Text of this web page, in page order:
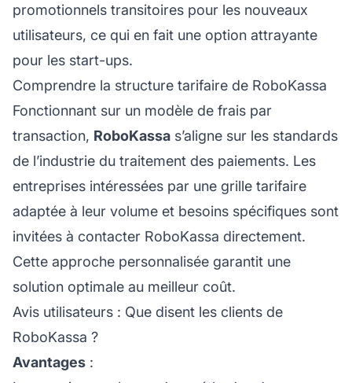
promotionnels transitoires pour les nouveaux
utilisateurs, ce qui en fait une option attrayante
pour les start-ups.
Comprendre la structure tarifaire de RoboKassa
Fonctionnant sur un modèle de frais par
transaction, RoboKassa s’aligne sur les standards
de l’industrie du traitement des paiements. Les
entreprises intéressées par une grille tarifaire
adaptée à leur volume et besoins spécifiques sont
invitées à contacter RoboKassa directement.
Cette approche personnalisée garantit une
solution optimale au meilleur coût.
Avis utilisateurs : Que disent les clients de
RoboKassa ?
Avantages :